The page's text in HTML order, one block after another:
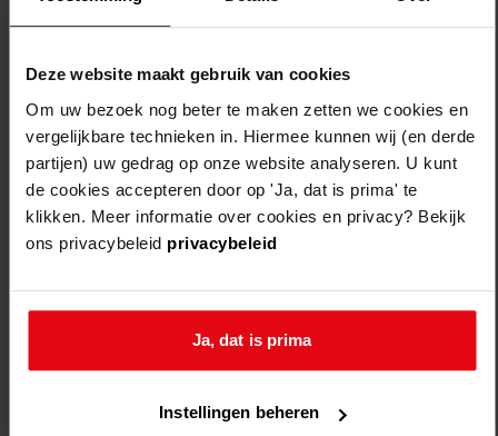
Deze website maakt gebruik van cookies
Om uw bezoek nog beter te maken zetten we cookies en
vergelijkbare technieken in. Hiermee kunnen wij (en derde
partijen) uw gedrag op onze website analyseren. U kunt
de cookies accepteren door op 'Ja, dat is prima' te
klikken. Meer informatie over cookies en privacy? Bekijk
ons privacybeleid privacybeleid
Ja, dat is prima
Instellingen beheren